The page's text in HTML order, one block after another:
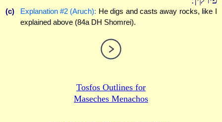
(c) Explanation #2 (Aruch): He digs and casts away rocks, like I
explained above (84a DH Shomrei).
Tosfos Outlines for
Maseches Menachos